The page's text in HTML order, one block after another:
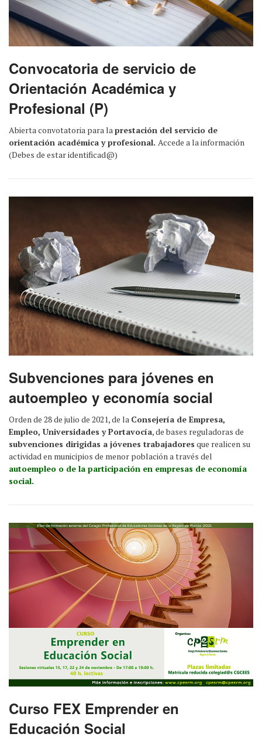
Convocatoria de servicio de
Orientación Académica y
Profesional (P)
Abierta convotatoria para laprestación del servicio de
orientación académica y profesional. Accede a la información
(Debes de estar identificad@)
Subvenciones para jóvenes en
autoempleo y economía social
Orden de 28 de julio de 2021, de la Consejería de Empresa,
Empleo, Universidades y Portavocía, de bases reguladoras de
subvenciones dirigidas a jóvenes trabajadores que realicen su
actividad en municipios de menor población a través del
autoempleo o de la participación en empresas de economía
social.
Curso FEX Emprender en
Educación Social